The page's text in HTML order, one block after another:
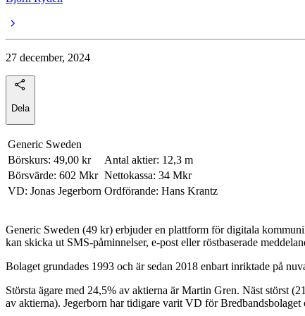
27 december, 2024
Dela
Generic Sweden
Börskurs: 49,00 kr
Antal aktier: 12,3 m
Börsvärde: 602 Mkr Nettokassa: 34 Mkr
VD: Jonas Jegerborn Ordförande: Hans Krantz
Generic Sweden (49 kr) erbjuder en plattform för digitala
kan skicka ut SMS-påminnelser, e-post eller röstbaserade
Bolaget grundades 1993 och är sedan 2018 enbart inriktade på
Största ägare med 24,5% av aktierna är Martin Gren. Näst störst
av aktierna). Jegerborn har tidigare varit VD för Bredbandsbolaget